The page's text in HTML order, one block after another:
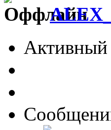
Активный